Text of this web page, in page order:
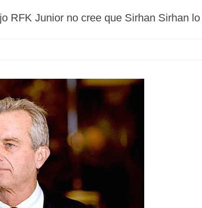
RFK Junior no cree que Sirhan Sirhan lo